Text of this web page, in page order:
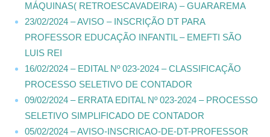
MÁQUINAS( RETROESCAVADEIRA) – GUARAREMA
23/02/2024 – AVISO – INSCRIÇÃO DT PARA
PROFESSOR EDUCAÇÃO INFANTIL – EMEFTI SÃO
LUIS REI
16/02/2024 – EDITAL Nº 023-2024 – CLASSIFICAÇÃO
PROCESSO SELETIVO DE CONTADOR
09/02/2024 – ERRATA EDITAL Nº 023-2024 – PROCESSO
SELETIVO SIMPLIFICADO DE CONTADOR
05/02/2024 – AVISO-INSCRICAO-DE-DT-PROFESSOR